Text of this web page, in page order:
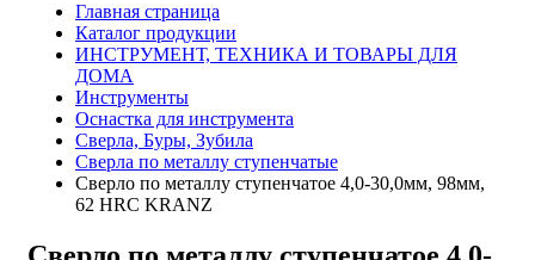
Главная страница
Каталог продукции
ИНСТРУМЕНТ, ТЕХНИКА И ТОВАРЫ ДЛЯ
ДОМА
Инструменты
Оснастка для инструмента
Сверла, Буры, Зубила
Сверла по металлу ступенчатые
Сверло по металлу ступенчатое 4,0-30,0мм, 98мм,
62 HRC KRANZ